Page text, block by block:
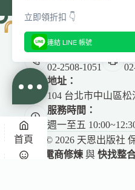
電話：
02-2508-1051
傳
地址：
104 台北市中山區松
服務時間：
週一至五
Copyright © 2026 天恩出版社
電商修煉 與快找整
首頁
立即領折扣 👇
連結 LINE 帳號